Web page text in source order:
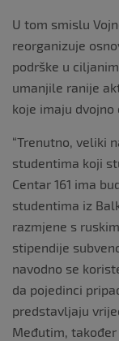
U tom smislu
reorganizuje
podrške u
umanjile ranije
koje imaju
“Trenutno, veliki
studentima koji
Centar 161 ima
studentima iz
razmjene s
stipendije
navodno se
da pojedinci
predstavljaju
Međutim, također